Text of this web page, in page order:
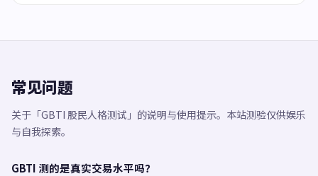
常见问题
关于「GBTI 股民人格测试」的说明与使用提示。本站测验仅供娱乐
与自我探索。
GBTI 测的是真实交易水平吗？